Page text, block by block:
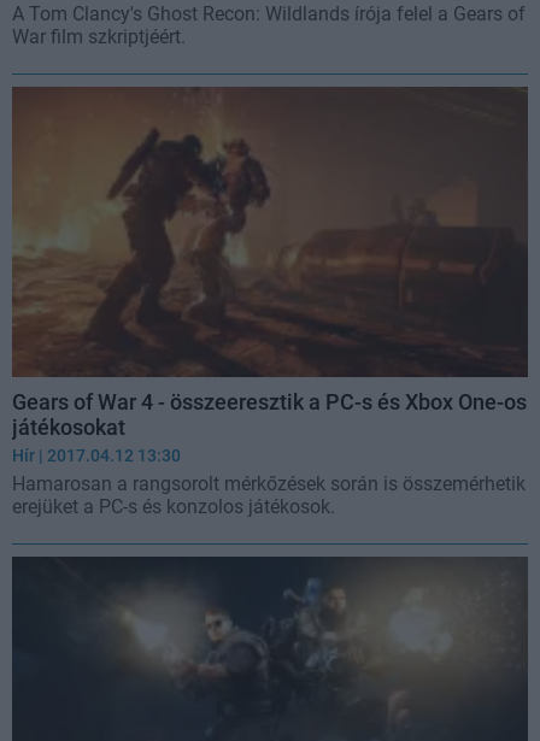
A Tom Clancy's Ghost Recon: Wildlands írója felel a Gears of
War film szkriptjéért.
Gears of War 4 - összeeresztik a PC-s és Xbox One-os
játékosokat
Hír | 2017.04.12 13:30
Hamarosan a rangsorolt mérkőzések során is összemérhetik
erejüket a PC-s és konzolos játékosok.